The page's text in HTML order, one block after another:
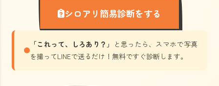
シロアリ簡易診断をする
「これって、しろあり？」
と思ったら、スマホで写真
を撮ってLINEで送るだけ！無料ですぐ診断します。